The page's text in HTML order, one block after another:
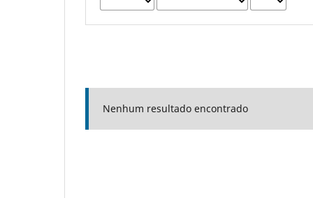
Nenhum resultado encontrado